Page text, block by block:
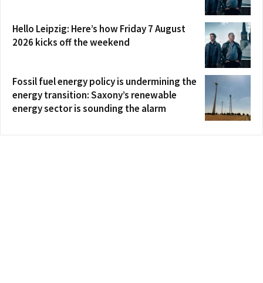
Hello Leipzig: Here’s how Friday 7 August
2026 kicks off the weekend
Fossil fuel energy policy is undermining the
energy transition: Saxony’s renewable
energy sector is sounding the alarm